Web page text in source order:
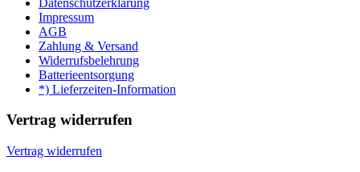
Impressum
AGB
Zahlung & Versand
Widerrufsbelehrung
Batterieentsorgung
*) Lieferzeiten-Information
Vertrag widerrufen
Vertrag widerrufen